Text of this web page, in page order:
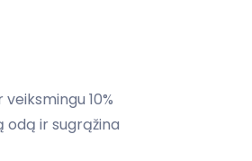
10%
odą ir sugrąžina